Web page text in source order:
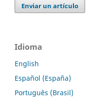
Enviar un artículo
Idioma
English
Español (España)
Português (Brasil)